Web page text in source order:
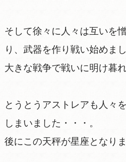
そして徐々に人々は互いを
り、武器を作り戦い始めまし
大きな戦争で戦いに明け暮
とうとうアストレアも人々
しまいました・・・。
後にこの天秤が星座となりま